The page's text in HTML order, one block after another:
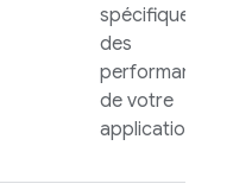
spécifiques
des
performances
de votre
application.